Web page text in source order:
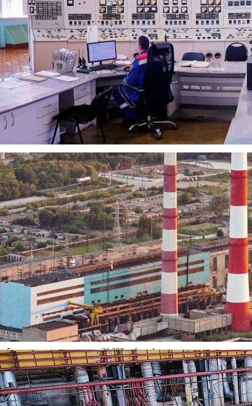
на работу выпускников
на работу выпускников ВУЗов 2014 года:
5 разряда, средняя зарплата 28 475 руб. — 1 чел.;
электростанции 5 разряда, средняя зарплата 30 863 руб. — 2 чел.
49 271 руб.;
руб.;
зарплата 62 634 руб.
должности:
руб. — 2 чел.
разряда, средняя зарплата 31 202 руб. — 1 чел.
50 346 руб;
50 346 руб.
зарплата 37 323 руб. — 1 чел.